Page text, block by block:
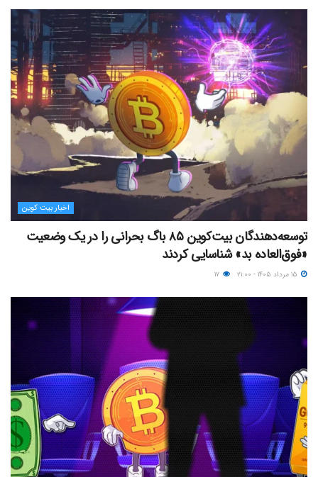
اخبار بیت کوین
توسعه‌دهندگان بیت‌کوین ۸۵ باگ بحرانی را در یک وضعیت
«فوق‌العاده بد» شناسایی کردند